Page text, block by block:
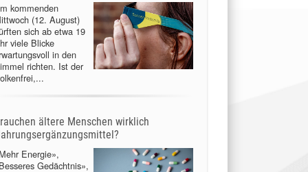
kommenden
(12. August)
sich ab etwa 19
viele Blicke
in den
richten. Ist der
ältere Menschen wirklich
Energie»,
Gedächtnis»,